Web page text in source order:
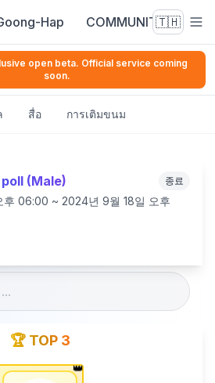
Hap COMMUNITY🇹🇭
open beta. Official service coming
soon.
สื่อ การเติมขนม
(Male) 종료
06:00 ~ 2024년 9월 18일 오후
🏆 TOP 3
👑